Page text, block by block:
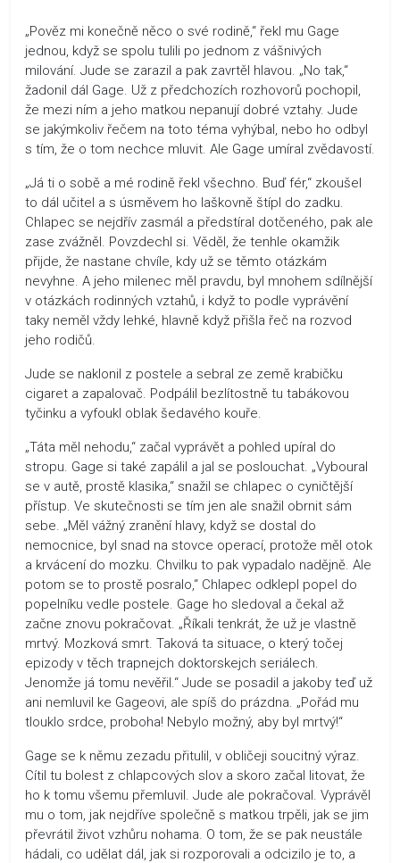
„Pověz mi konečně něco o své rodině,“ řekl mu Gage
jednou, když se spolu tulili po jednom z vášnivých
milování. Jude se zarazil a pak zavrtěl hlavou. „No tak,“
žadonil dál Gage. Už z předchozích rozhovorů pochopil,
že mezi ním a jeho matkou nepanují dobré vztahy. Jude
se jakýmkoliv řečem na toto téma vyhýbal, nebo ho odbyl
s tím, že o tom nechce mluvit. Ale Gage umíral zvědavostí.
„Já ti o sobě a mé rodině řekl všechno. Buď fér,“ zkoušel
to dál učitel a s úsměvem ho laškovně štípl do zadku.
Chlapec se nejdřív zasmál a předstíral dotčeného, pak ale
zase zvážněl. Povzdechl si. Věděl, že tenhle okamžik
přijde, že nastane chvíle, kdy už se těmto otázkám
nevyhne. A jeho milenec měl pravdu, byl mnohem sdílnější
v otázkách rodinných vztahů, i když to podle vyprávění
taky neměl vždy lehké, hlavně když přišla řeč na rozvod
jeho rodičů.
Jude se naklonil z postele a sebral ze země krabičku
cigaret a zapalovač. Podpálil bezlítostně tu tabákovou
tyčinku a vyfoukl oblak šedavého kouře.
„Táta měl nehodu,“ začal vyprávět a pohled upíral do
stropu. Gage si také zapálil a jal se poslouchat. „Vyboural
se v autě, prostě klasika,“ snažil se chlapec o cyničtější
přístup. Ve skutečnosti se tím jen ale snažil obrnit sám
sebe. „Měl vážný zranění hlavy, když se dostal do
nemocnice, byl snad na stovce operací, protože měl otok
a krvácení do mozku. Chvilku to pak vypadalo nadějně. Ale
potom se to prostě posralo,“ Chlapec odklepl popel do
popelníku vedle postele. Gage ho sledoval a čekal až
začne znovu pokračovat. „Říkali tenkrát, že už je vlastně
mrtvý. Mozková smrt. Taková ta situace, o který točej
epizody v těch trapnejch doktorskejch seriálech.
Jenomže já tomu nevěřil.“ Jude se posadil a jakoby teď už
ani nemluvil ke Gageovi, ale spíš do prázdna. „Pořád mu
tlouklo srdce, proboha! Nebylo možný, aby byl mrtvý!“
Gage se k němu zezadu přitulil, v obličeji soucitný výraz.
Cítil tu bolest z chlapcových slov a skoro začal litovat, že
ho k tomu všemu přemluvil. Jude ale pokračoval. Vyprávěl
mu o tom, jak nejdříve společně s matkou trpěli, jak se jim
převrátil život vzhůru nohama. O tom, že se pak neustále
hádali, co udělat dál, jak si rozporovali a odcizilo je to, a